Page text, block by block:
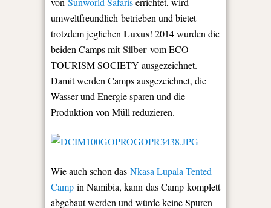
umweltfreundlich betrieben und bietet
trotzdem jeglichen Luxus! 2014 wurden die
beiden Camps mitSilber vom ECO
TOURISM SOCIETY ausgezeichnet.
Damit werden Camps ausgezeichnet, die
Wasser und Energie sparen und die
Produktion von Müll reduzieren.
Wie auch schon das Nkasa Lupala Tented
Camp in Namibia, kann das Camp komplett
abgebaut werden und würde keine Spuren